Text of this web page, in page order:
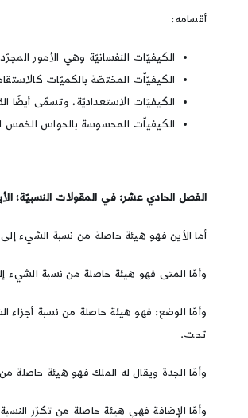
أقسامه:
الكيفيّات النفسانيّة وهي الأمور
الكيفيّاّت المختصّة بالكميّات
الكيفيّات الاستعداديّة، وتسمّى أيضًا
الكيفياّت المحسوسة بالحواس
الفصل الحادي عشر: في المقولات النسبيّة؛
أما الأين فهو هيئة حاصلة من نسبة الشيء
وأمّا المتى فهو هيئة حاصلة من نسبة
وأمّا الوضع: فهو هيئة حاصلة من نسبة أجزاء
تحت.
وأمّا الجدة ويقال له الملك فهو هيئة
وأمّا الإضافة فهي هيئة حاصلة من تكرّر